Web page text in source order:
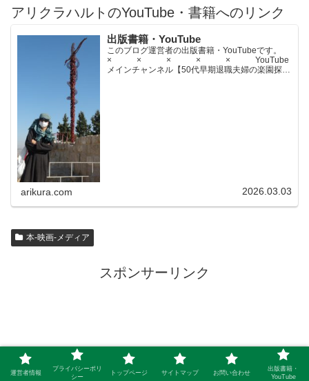
アリクラハルトのYouTube・書籍へのリンク
出版書籍・YouTube
このブログ運営者の出版書籍・YouTubeです。
× × × × × YouTube
メインチャンネル【50代早期退職夫婦の楽園探求
arikura.com 2026.03.03
本-映画-メディア
スポンサーリンク
運営者情報
プライバシーポリ
シー
トップページ サイトマップ お問い合わせ
出版書籍・
YouTube